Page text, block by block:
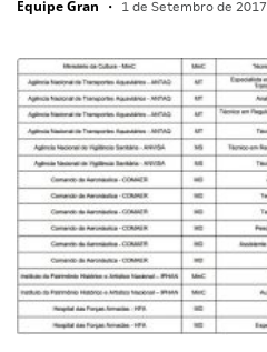
Equipe Gran • 1 de Setembro de 2017